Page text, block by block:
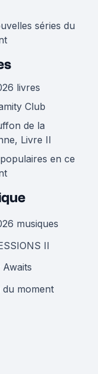
séries du
livres
Club
de la
Livre II
en ce
musiques
II
Awaits
du moment